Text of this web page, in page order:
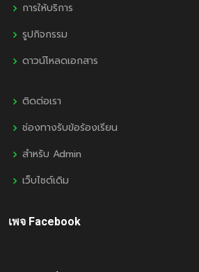
การให้บริการ
รูปกิจกรรม
ดาวน์โหลดเอกสาร
ติดต่อเรา
ช่องทางรับข้อร้องเรียน
สำหรับ Admin
เว็บไซต์เดิม
เพจ Facebook